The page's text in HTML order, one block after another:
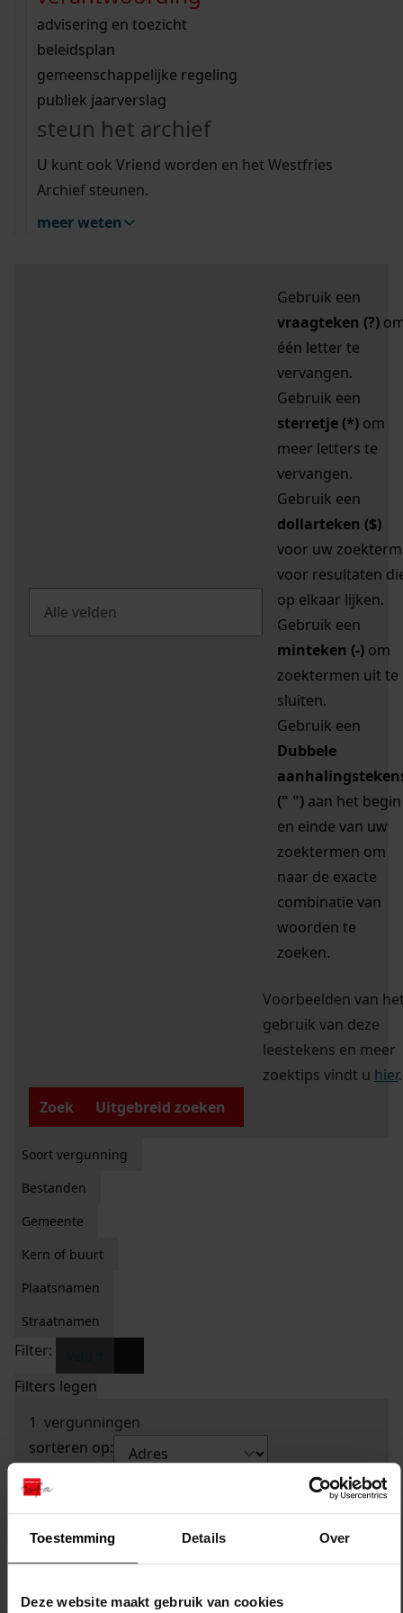
Toestemming Details Over
Deze website maakt gebruik van cookies
bouwvergunningen
omgevingsvergunningen
vergunningen
beeld en geluid
uitleg nodig?
Wij helpen u op weg met een aantal zoektips.
bekijk alle zoektips
Wij helpen u op weg met een aantal zoektips.
bekijk alle zoektips
bekijk ons geschiedenislokaal
advisering en toezicht
beleidsplan
gemeenschappelijke regeling
publiek jaarverslag
steun het archief
U kunt ook Vriend worden en het Westfries
Archief steunen.
meer weten
zoektips
Mijn Studiezaal (inloggen)
uw zoekopdracht te
Gebruik een
vraagteken (?)
één letter te
vervangen.
Gebruik een
sterretje (*) om
meer letters te
vervangen.
Gebruik een
dollarteken ($)
voor uw zoekterm
voor resultaten
op elkaar lijken.
Gebruik een
minteken (-) om
zoektermen uit te
sluiten.
Gebruik een
Dubbele
(" ") aan het begin
en einde van uw
zoektermen om
naar de exacte
combinatie van
woorden te
zoeken.
Voorbeelden van
gebruik van deze
leestekens en meer
zoektips vindt u hier.
Zoek
Uitgebreid zoeken
Soort vergunning
Bestanden
Gemeente
Kern of buurt
Plaatsnamen
Straatnamen
Filter:
Filters legen
1 vergunningen
sorteren op: